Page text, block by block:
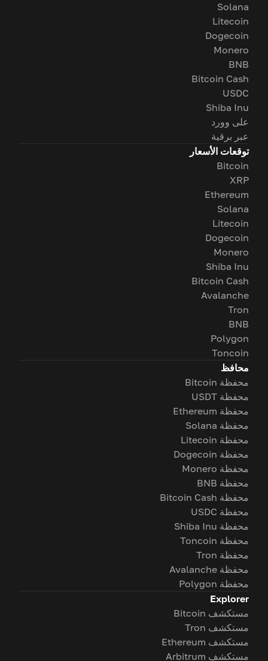
Solana
Litecoin
Dogecoin
Monero
BNB
Bitcoin Cash
USDC
Shiba Inu
على وورد
عبر برقية
توقعات الأسعار
Bitcoin
XRP
Ethereum
Solana
Litecoin
Dogecoin
Monero
Shiba Inu
Bitcoin Cash
Avalanche
Tron
BNB
Polygon
Toncoin
محافظ
محفظة Bitcoin
محفظة USDT
محفظة Ethereum
محفظة Solana
محفظة Litecoin
محفظة Dogecoin
محفظة Monero
محفظة BNB
محفظة Bitcoin Cash
محفظة USDC
محفظة Shiba Inu
محفظة Toncoin
محفظة Tron
محفظة Avalanche
محفظة Polygon
Explorer
مستكشف Bitcoin
مستكشف Tron
مستكشف Ethereum
مستكشف Arbitrum